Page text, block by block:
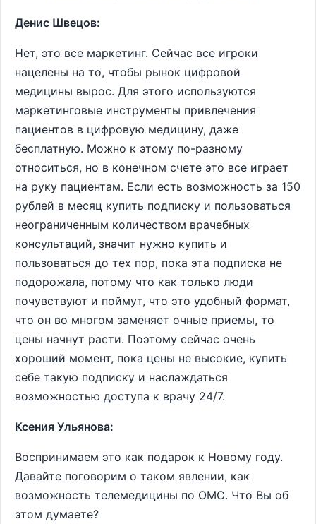
Денис Швецов:
Нет, это все маркетинг. Сейчас все игроки
нацелены на то, чтобы рынок цифровой
медицины вырос. Для этого используются
маркетинговые инструменты привлечения
пациентов в цифровую медицину, даже
бесплатную. Можно к этому по-разному
относиться, но в конечном счете это все играет
на руку пациентам. Если есть возможность за 150
рублей в месяц купить подписку и пользоваться
неограниченным количеством врачебных
консультаций, значит нужно купить и
пользоваться до тех пор, пока эта подписка не
подорожала, потому что как только люди
почувствуют и поймут, что это удобный формат,
что он во многом заменяет очные приемы, то
цены начнут расти. Поэтому сейчас очень
хороший момент, пока цены не высокие, купить
себе такую подписку и наслаждаться
возможностью доступа к врачу 24/7.
Ксения Ульянова:
Воспринимаем это как подарок к Новому году.
Давайте поговорим о таком явлении, как
возможность телемедицины по ОМС. Что Вы об
этом думаете?